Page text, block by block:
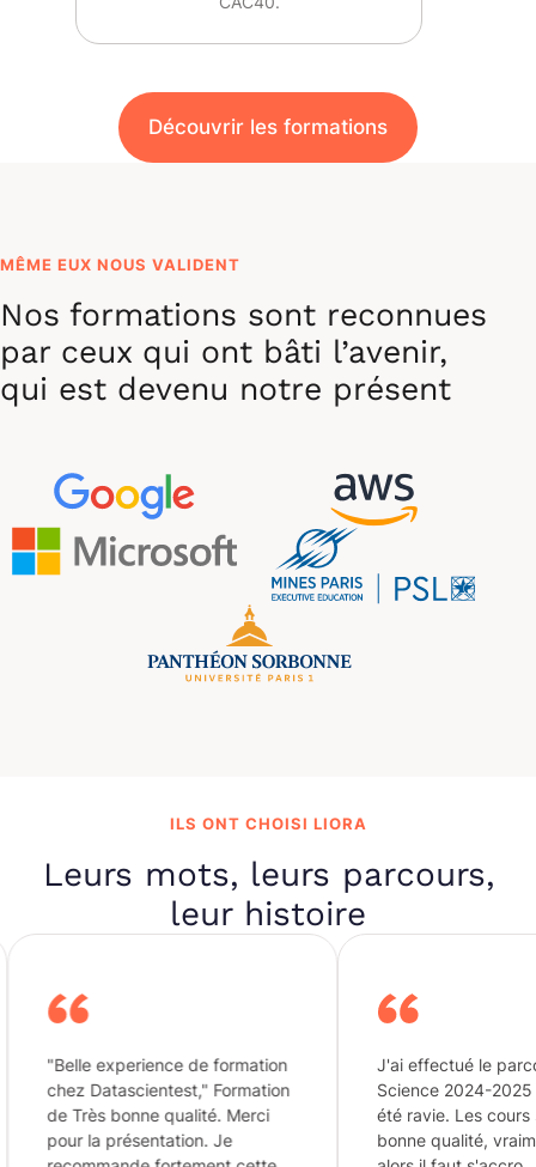
Découvrir les formations
MÊME EUX NOUS VALIDENT
Nos formations sont reconnues
par ceux qui ont bâti l’avenir,
qui est devenu notre présent
ILS ONT CHOISI LIORA
Leurs mots, leurs parcours,
leur histoire
experience de formation
Formation
bonne qualité. Merci
présentation. Je
J'ai effectué le parcours Data
Science 2024-2025 et j'en ai
été ravie. Les cours sont de très
bonne qualité, vraiment dense